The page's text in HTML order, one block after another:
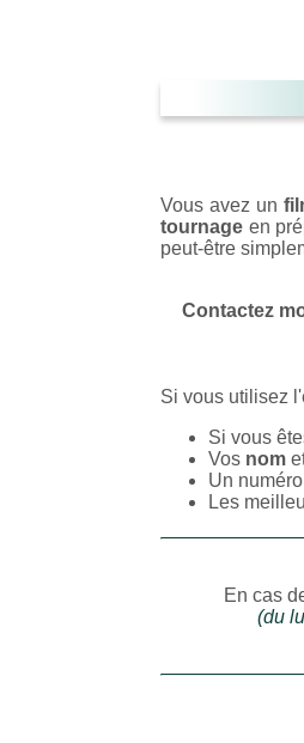
Vous avez un
tournage en
peut-être
Contactez
Si vous utilisez
Si vous
Vos nom
Un
Les
En cas
(du